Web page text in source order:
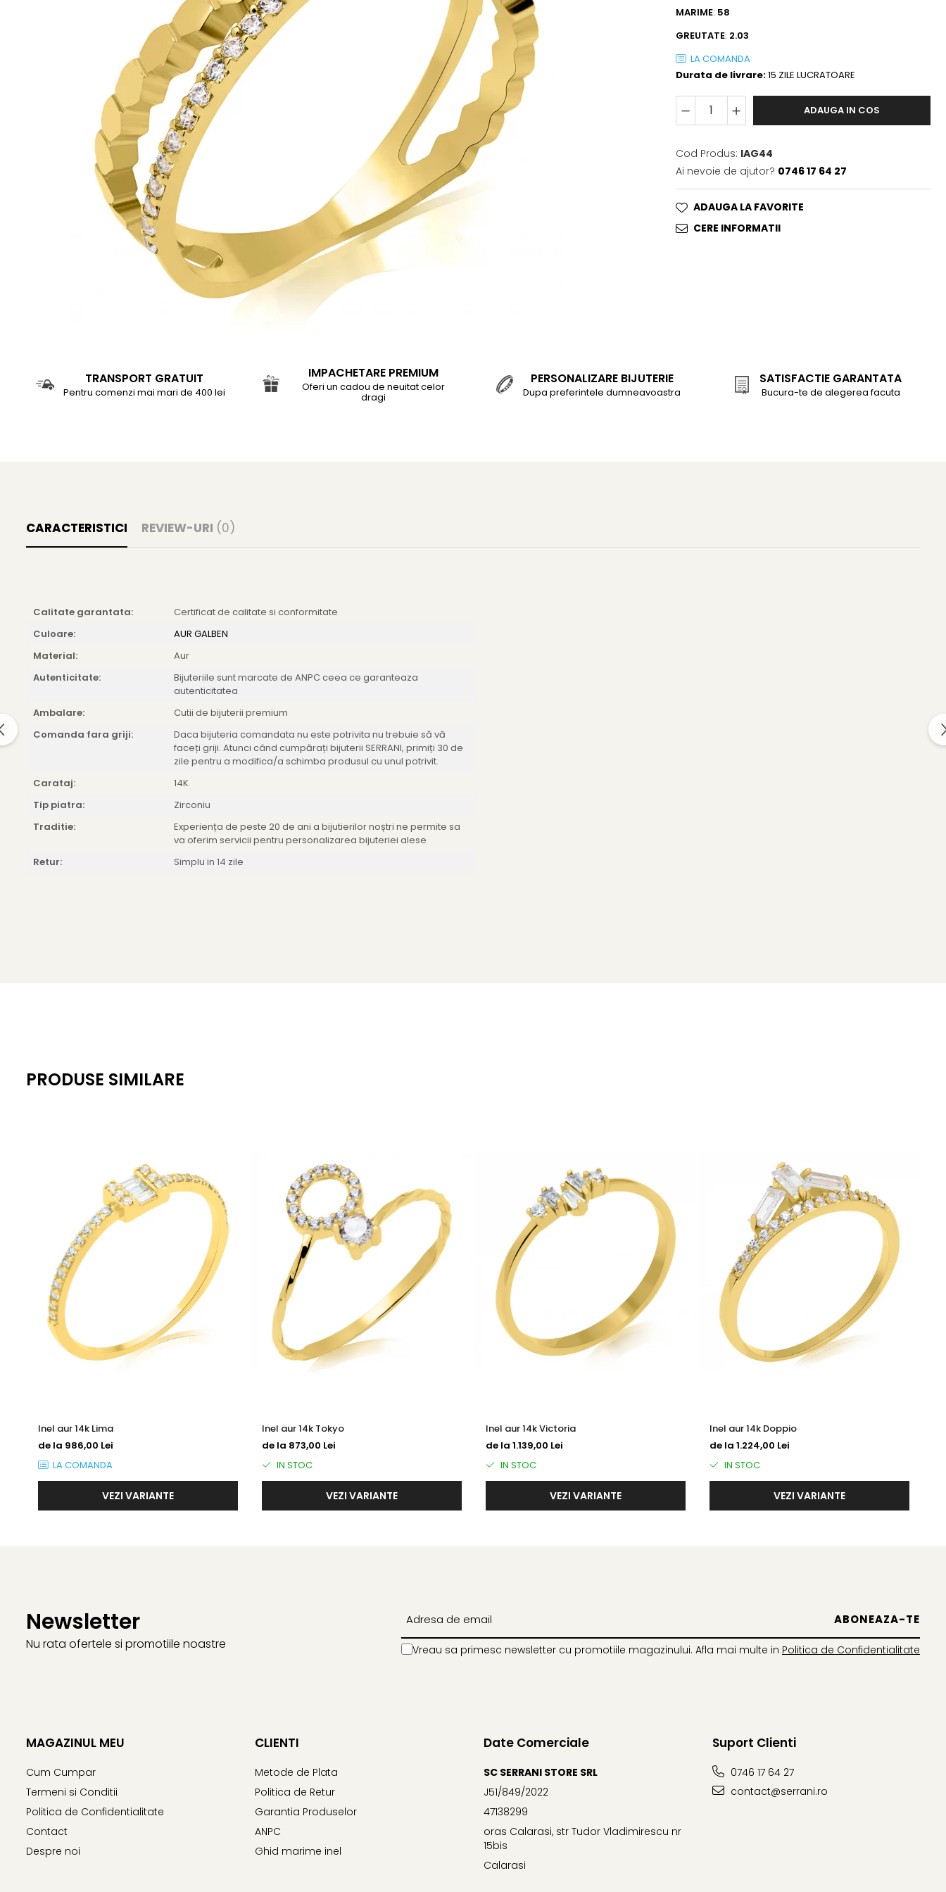
MARIME: 58
GREUTATE: 2.03
LA COMANDA
Durata de livrare:15 ZILE LUCRATOARE
ADAUGA IN COS
Cod Produs: IAG44
Ai nevoie de ajutor? 0746 17 64 27
ADAUGA LA FAVORITE
CERE INFORMATII
TRANSPORT GRATUIT
Pentru comenzi mai mari de 400 lei
IMPACHETARE PREMIUM
Oferi un cadou de neuitat celor
dragi
PERSONALIZARE BIJUTERIE
Dupa preferintele dumneavoastra
SATISFACTIE GARANTATA
Bucura-te de alegerea facuta
CARACTERISTICI REVIEW-URI (0)
Calitate garantata:
Certificat de calitate si conformitate
Culoare:
AUR GALBEN
Material:
Aur
Autenticitate:
Bijuteriile sunt marcate de ANPC ceea ce garanteaza
autenticitatea
Ambalare:
Cutii de bijuterii premium
Comanda fara griji:
Daca bijuteria comandata nu este potrivita nu trebuie să vă
faceți griji. Atunci când cumpărați bijuterii SERRANI, primiți 30 de
zile pentru a modifica/a schimba produsul cu unul potrivit.
Carataj:
14K
Tip piatra:
Zirconiu
Traditie:
Experiența de peste 20 de ani a bijutierilor noștri ne permite sa
va oferim servicii pentru personalizarea bijuteriei alese
Retur:
Simplu in 14 zile
PRODUSE SIMILARE
Inel aur 14k Lima
de la 986,00 Lei
LA COMANDA
VEZI VARIANTE
Inel aur 14k Tokyo
de la 873,00 Lei
IN STOC
VEZI VARIANTE
Inel aur 14k Victoria
de la 1.139,00 Lei
IN STOC
VEZI VARIANTE
Inel aur 14k Doppio
de la 1.224,00 Lei
IN STOC
VEZI VARIANTE
Newsletter
Nu rata ofertele si promotiile noastre Vreau sa primesc newsletter cu promotiile magazinului. Afla mai multe in Politica de Confidentialitate
MAGAZINUL MEU
Cum Cumpar
Termeni si Conditii
Politica de Confidentialitate
Contact
Despre noi
CLIENTI
Metode de Plata
Politica de Retur
Garantia Produselor
ANPC
Ghid marime inel
Date Comerciale
SC SERRANI STORE SRL
J51/849/2022
47138299
oras Calarasi, str Tudor Vladimirescu nr
15bis
Calarasi
Suport Clienti
0746 17 64 27
contact@serrani.ro